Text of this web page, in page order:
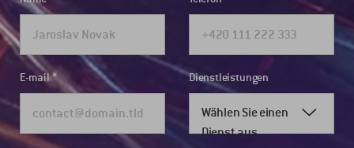
E-mail Dienstleistungen
Wählen Sie einen
Dienst aus